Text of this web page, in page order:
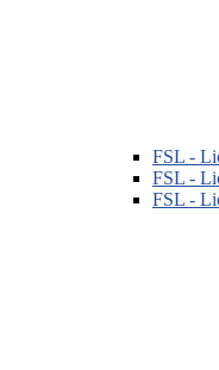
FSL -
FSL -
FSL -